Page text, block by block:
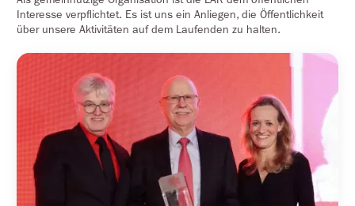
Interesse verpflichtet. Es ist uns ein Anliegen, die Öffentlichkeit
über unsere Aktivitäten auf dem Laufenden zu halten.